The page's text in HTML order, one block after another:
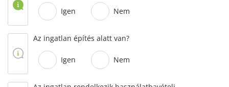
Igen Nem
Az ingatlan építés alatt van?
Igen Nem